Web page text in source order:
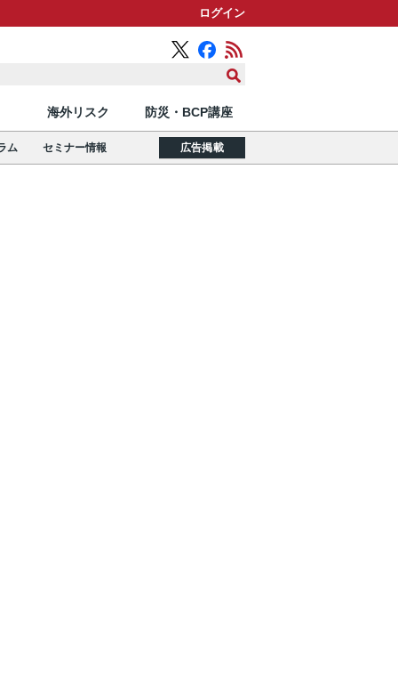
ログイン
海外リスク 防災・BCP講座
ム セミナー情報 広告掲載